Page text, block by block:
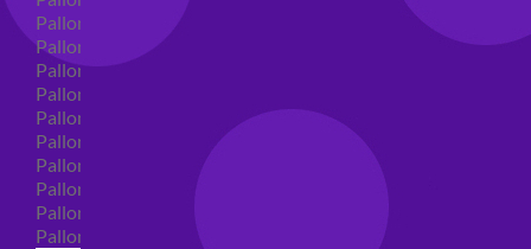
Palloncini laurea shape
Palloncini compleanno shape
Palloncini 18 anni shape
Palloncini 30 anni shape
Palloncini 40 anni shape
Palloncini 50 anni shape
Palloncini 60/70/80/90/100 anni shape
Palloncini Matrimonio shape
Palloncini Anniversario shape
Palloncini generici shape